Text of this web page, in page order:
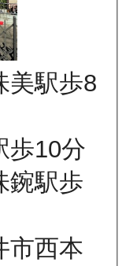
美駅歩8
歩10分
鋺駅歩
市西本